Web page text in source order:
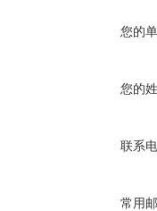
您的
您的
联系
常用